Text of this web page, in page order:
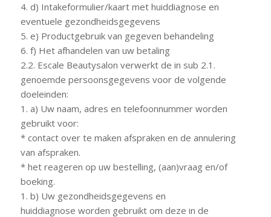
4. d) Intakeformulier/kaart met huiddiagnose en
eventuele gezondheidsgegevens
5. e) Productgebruik van gegeven behandeling
6. f) Het afhandelen van uw betaling
2.2. Escale Beautysalon verwerkt de in sub 2.1.
genoemde persoonsgegevens voor de volgende
doeleinden:
1. a) Uw naam, adres en telefoonnummer worden
gebruikt voor:
* contact over te maken afspraken en de annulering
van afspraken.
* het reageren op uw bestelling, (aan)vraag en/of
boeking.
1. b) Uw gezondheidsgegevens en
huiddiagnose worden gebruikt om deze in de